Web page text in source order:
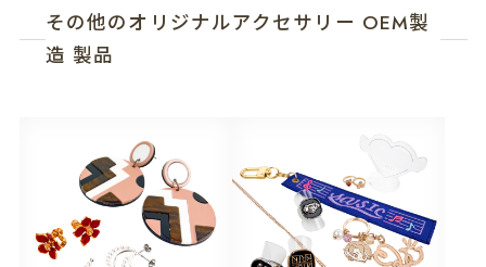
その他のオリジナルアクセサリー OEM製
造 製品